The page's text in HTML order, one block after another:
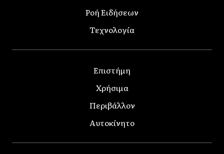
Ροή Ειδήσεων
Τεχνολογία
Επιστήμη
Χρήσιμα
Περιβάλλον
Αυτοκίνητο